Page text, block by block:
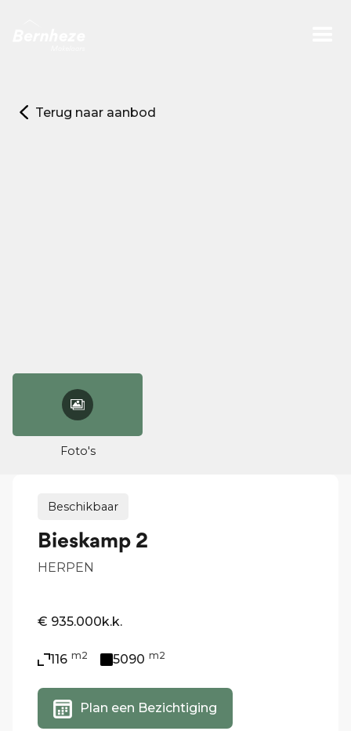
Terug naar aanbod
Foto's
Beschikbaar
Bieskamp 2
HERPEN
€ 935.000k.k.
116 m2 5090 m2
Plan een Bezichtiging